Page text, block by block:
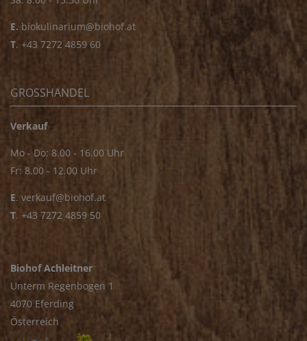
E. biokulinarium@biohof.at
T. +43 7272 4859 60
GROSSHANDEL
Verkauf
Mo - Do: 8.00 - 16.00 Uhr
Fr: 8.00 - 12.00 Uhr
E. verkauf@biohof.at
T. +43 7272 4859 50
Biohof Achleitner
Unterm Regenbogen 1
4070 Eferding
Österreich